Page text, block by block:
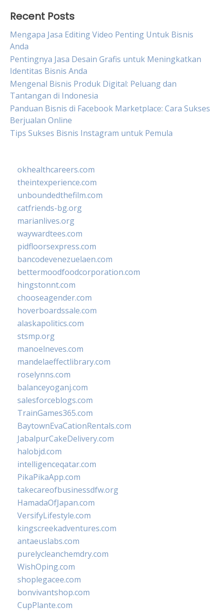
Recent Posts
Mengapa Jasa Editing Video Penting Untuk Bisnis
Anda
Pentingnya Jasa Desain Grafis untuk Meningkatkan
Identitas Bisnis Anda
Mengenal Bisnis Produk Digital: Peluang dan
Tantangan di Indonesia
Panduan Bisnis di Facebook Marketplace: Cara Sukses
Berjualan Online
Tips Sukses Bisnis Instagram untuk Pemula
okhealthcareers.com
theintexperience.com
unboundedthefilm.com
catfriends-bg.org
marianlives.org
waywardtees.com
pidfloorsexpress.com
bancodevenezuelaen.com
bettermoodfoodcorporation.com
hingstonnt.com
chooseagender.com
hoverboardssale.com
alaskapolitics.com
stsmp.org
manoelneves.com
mandelaeffectlibrary.com
roselynns.com
balanceyoganj.com
salesforceblogs.com
TrainGames365.com
BaytownEvaCationRentals.com
JabalpurCakeDelivery.com
halobjd.com
intelligenceqatar.com
PikaPikaApp.com
takecareofbusinessdfw.org
HamadaOfJapan.com
VersifyLifestyle.com
kingscreekadventures.com
antaeuslabs.com
purelycleanchemdry.com
WishOping.com
shoplegacee.com
bonvivantshop.com
CupPlante.com